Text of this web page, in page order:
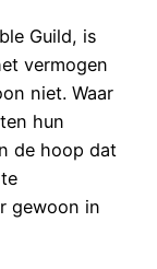
Guild, is
vermogen
niet. Waar
hun
de hoop dat
gewoon in